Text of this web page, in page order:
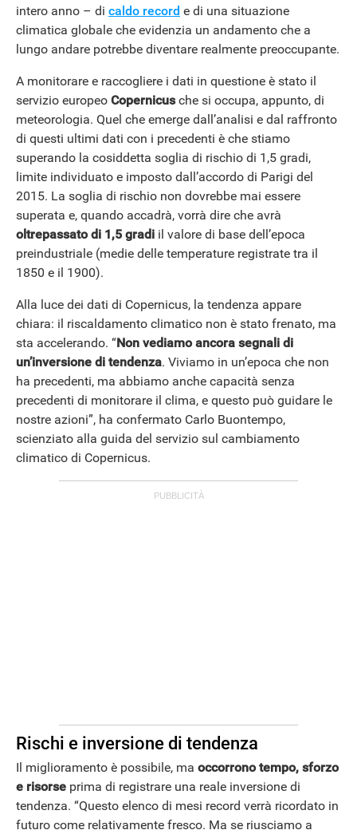
ANDROID
intero anno – di caldo record e di una situazione
climatica globale che evidenzia un andamento che a
lungo andare potrebbe diventare realmente preoccupante.
A monitorare e raccogliere i dati in questione è stato il
servizio europeo Copernicusche si occupa, appunto, di
meteorologia. Quel che emerge dall’analisi e dal raffronto
di questi ultimi dati con i precedenti è che stiamo
superando la cosiddetta soglia di rischio di 1,5 gradi,
limite individuato e imposto dall’accordo di Parigi del
2015. La soglia di rischio non dovrebbe mai essere
superata e, quando accadrà, vorrà dire che avrà
oltrepassato di 1,5 gradi il valore di base dell’epoca
preindustriale (medie delle temperature registrate tra il
1850 e il 1900).
Alla luce dei dati di Copernicus, la tendenza appare
chiara: il riscaldamento climatico non è stato frenato, ma
sta accelerando. “Non vediamo ancora segnali di
un’inversione di tendenza. Viviamo in un’epoca che non
ha precedenti, ma abbiamo anche capacità senza
precedenti di monitorare il clima, e questo può guidare le
nostre azioni”, ha confermato Carlo Buontempo,
scienziato alla guida del servizio sul cambiamento
climatico di Copernicus.
Rischi e inversione di tendenza
Il miglioramento è possibile, ma occorrono tempo, sforzo
e risorse prima di registrare una reale inversione di
tendenza. “Questo elenco di mesi record verrà ricordato in
futuro come relativamente fresco. Ma se riusciamo a